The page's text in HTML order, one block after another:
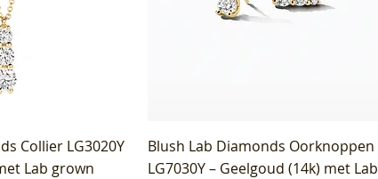
Collier LG3020Y
Lab grown
Blush Lab Diamonds Oorknoppen
LG7030Y – Geelgoud (14k) met Lab